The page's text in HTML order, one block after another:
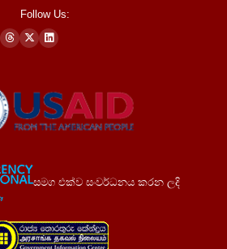
Follow Us:
සමග එක්ව සංවර්ධනය කරන ලදි